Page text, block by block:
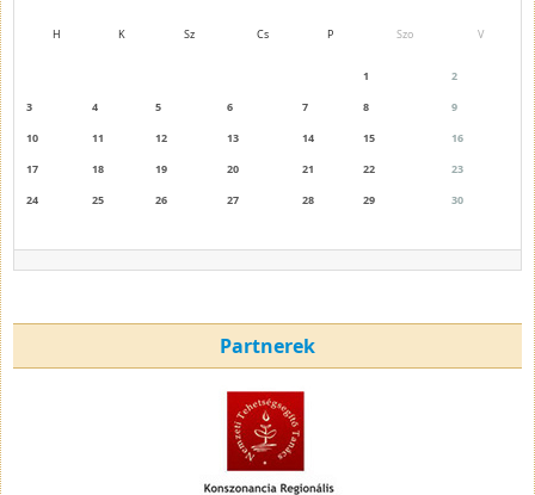
H K Sz Cs P Szo V
1
2
3
4 5 6 7 8
9
10
11 12 13 14 15
16
17
18 19 20 21 22
23
24
25 26 27 28 29 30
Partnerek